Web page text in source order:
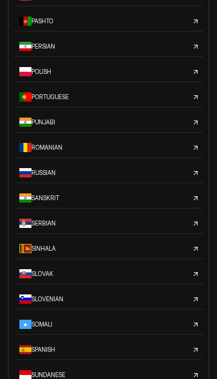
PASHTO
PERSIAN
POLISH
PORTUGUESE
PUNJABI
ROMANIAN
RUSSIAN
SANSKRIT
SERBIAN
SINHALA
SLOVAK
SLOVENIAN
SOMALI
SPANISH
SUNDANESE